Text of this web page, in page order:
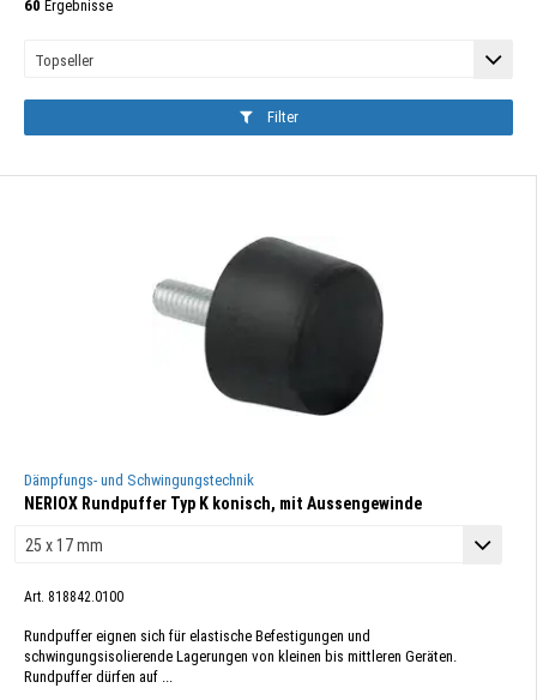
60 Ergebnisse
Filter
Dämpfungs- und Schwingungstechnik
NERIOX Rundpuffer Typ K konisch, mit Aussengewinde
Art. 818842.0100
Rundpuffer eignen sich für elastische Befestigungen und
schwingungsisolierende Lagerungen von kleinen bis mittleren Geräten.
Rundpuffer dürfen auf ...